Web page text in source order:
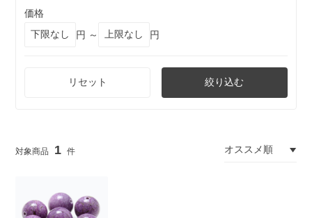
価格
円 ～
円
リセット 絞り込む
1